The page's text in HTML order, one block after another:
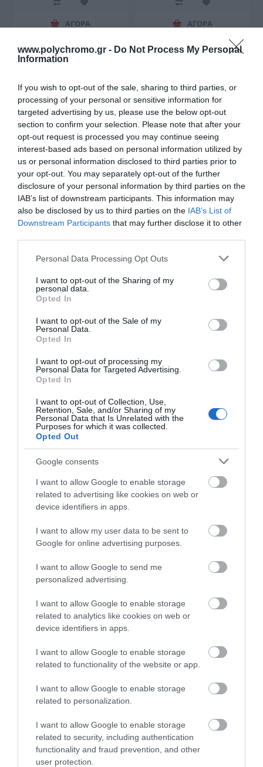
www.polychromo.gr - Do Not Process My Personal
Information
If you wish to opt-out of the sale, sharing to third parties, or
processing of your personal or sensitive information for
targeted advertising by us, please use the below opt-out
section to confirm your selection. Please note that after your
opt-out request is processed you may continue seeing
interest-based ads based on personal information utilized by
us or personal information disclosed to third parties prior to
your opt-out. You may separately opt-out of the further
disclosure of your personal information by third parties on the
IAB’s list of downstream participants. This information may
also be disclosed by us to third parties on the IAB’s List of
Downstream Participants that may further disclose it to other
Please note that this website/app uses one or more Google
not limited to your visit or usage behaviour. You may click to
grant or deny consent to Google and its third-party tags to
use your data for below specified purposes in below Google
consent section.
Personal Data Processing Opt Outs
I want to opt-out of the Sharing of my
personal data.
Opted In
I want to opt-out of the Sale of my
Personal Data.
Opted In
I want to opt-out of processing my
Personal Data for Targeted Advertising.
Opted In
I want to opt-out of Collection, Use,
Retention, Sale, and/or Sharing of my
Personal Data that Is Unrelated with the
Purposes for which it was collected.
Opted Out
Google consents
I want to allow Google to enable storage
related to advertising like cookies on web or
device identifiers in apps.
I want to allow my user data to be sent to
Google for online advertising purposes.
I want to allow Google to send me
personalized advertising.
I want to allow Google to enable storage
related to analytics like cookies on web or
device identifiers in apps.
I want to allow Google to enable storage
related to functionality of the website or app.
I want to allow Google to enable storage
related to personalization.
I want to allow Google to enable storage
related to security, including authentication
functionality and fraud prevention, and other
user protection.
ΑΓΟΡΑ ΑΓΟΡΑ
ΟΕΜ Αντίσταση
Θερμοσίφωνα Φ120 8
Τρύπες Inox 4kW με
Λάστιχο
1,20 €
ΑΓΟΡΑ
OEM Aντίσταση
Θερμοσίφωνου Κάθετου
Φ120 5 Οπών 3,7KW
Υποδοχή Ανόδιου με
1,90 €
OEM Ανόδιο Μαγνησίου
για Ηλεκτρικό
3,70 €
ΑΓΟΡΑ
Rivo Ασφάλεια Ηλιακού
Αντεπιστροφής 1/2"
Sprint
6,50 €
ΑΓΟΡΑ
OEM Θερμοστάτης
Θερμοσίφωνου
Οριζόντιος-Κάθετος 4
8,40 €
ΑΓΟΡΑ